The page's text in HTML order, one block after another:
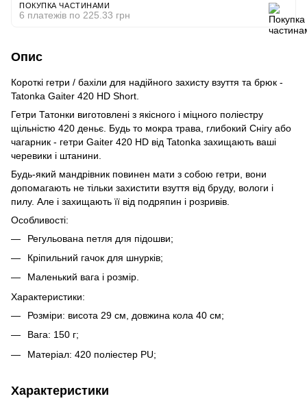
ПОКУПКА ЧАСТИНАМИ
6 платежів по 225.33 грн
Опис
Короткі гетри / бахіли для надійного захисту взуття та брюк -
Tatonka Gaiter 420 HD Short.
Гетри Татонки виготовлені з якісного і міцного поліестру
щільністю 420 деньє. Будь то мокра трава, глибокий Снігу або
чагарник - гетри Gaiter 420 HD від Tatonka захищають ваші
черевики і штанини.
Будь-який мандрівник повинен мати з собою гетри, вони
допомагають не тільки захистити взуття від бруду, вологи і
пилу. Але і захищають її від подряпин і розривів.
Особливості:
Регульована петля для підошви;
Кріпильний гачок для шнурків;
Маленький вага і розмір.
Характеристики:
Розміри: висота 29 см, довжина кола 40 см;
Вага: 150 г;
Матеріал: 420 поліестер PU;
Характеристики